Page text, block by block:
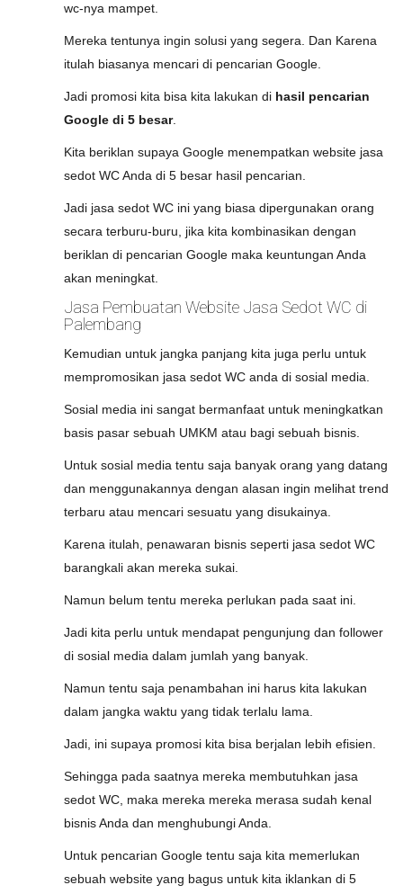
wc-nya mampet.
Mereka tentunya ingin solusi yang segera. Dan Karena
itulah biasanya mencari di pencarian Google.
Jadi promosi kita bisa kita lakukan di hasil pencarian
Google di 5 besar.
Kita beriklan supaya Google menempatkan website jasa
sedot WC Anda di 5 besar hasil pencarian.
Jadi jasa sedot WC ini yang biasa dipergunakan orang
secara terburu-buru, jika kita kombinasikan dengan
beriklan di pencarian Google maka keuntungan Anda
akan meningkat.
Jasa Pembuatan Website Jasa Sedot WC di
Palembang
Kemudian untuk jangka panjang kita juga perlu untuk
mempromosikan jasa sedot WC anda di sosial media.
Sosial media ini sangat bermanfaat untuk meningkatkan
basis pasar sebuah UMKM atau bagi sebuah bisnis.
Untuk sosial media tentu saja banyak orang yang datang
dan menggunakannya dengan alasan ingin melihat trend
terbaru atau mencari sesuatu yang disukainya.
Karena itulah, penawaran bisnis seperti jasa sedot WC
barangkali akan mereka sukai.
Namun belum tentu mereka perlukan pada saat ini.
Jadi kita perlu untuk mendapat pengunjung dan follower
di sosial media dalam jumlah yang banyak.
Namun tentu saja penambahan ini harus kita lakukan
dalam jangka waktu yang tidak terlalu lama.
Jadi, ini supaya promosi kita bisa berjalan lebih efisien.
Sehingga pada saatnya mereka membutuhkan jasa
sedot WC, maka mereka mereka merasa sudah kenal
bisnis Anda dan menghubungi Anda.
Untuk pencarian Google tentu saja kita memerlukan
sebuah website yang bagus untuk kita iklankan di 5